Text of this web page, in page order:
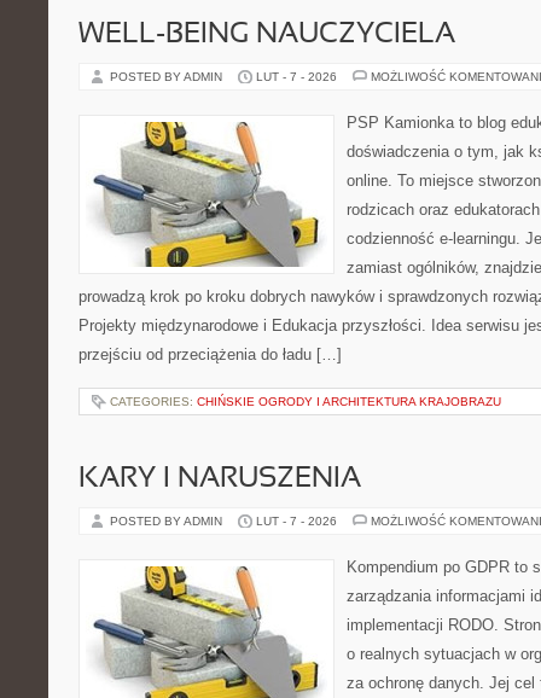
WELL-BEING NAUCZYCIELA
POSTED BY ADMIN LUT - 7 - 2026 MOŻLIWOŚĆ
PSP Kamionka to blog
doświadczenia o tym, jak
online. To miejsce
rodzicach oraz
codzienność e-learningu.
zamiast ogólników,
prowadzą krok po kroku dobrych nawyków i sprawdzonych
Projekty międzynarodowe i Edukacja przyszłości. Idea serwisu
przejściu od przeciążenia do ładu […]
CATEGORIES: CHIŃSKIE OGRODY I ARCHITEKTURA KRAJOBRAZU
KARY I NARUSZENIA
POSTED BY ADMIN LUT - 7 - 2026 MOŻLIWOŚĆ
Kompendium po GDPR to
zarządzania informacjami
implementacji RODO.
o realnych sytuacjach w
za ochronę danych. Jej cel